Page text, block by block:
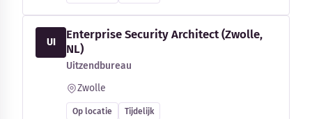
UI
Enterprise Security Architect (Zwolle,
NL)
Uitzendbureau
Zwolle
Op locatie Tijdelijk